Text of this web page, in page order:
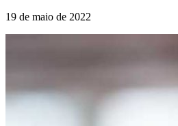
19 de maio de 2022